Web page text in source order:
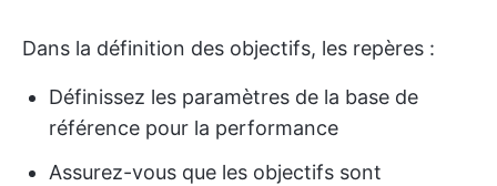
Dans la définition des objectifs, les repères :
Définissez les paramètres de la base de
référence pour la performance
Assurez-vous que les objectifs sont